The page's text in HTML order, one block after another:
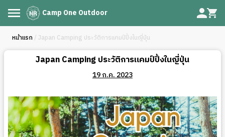
Camp One Outdoor
หน้าแรก / Japan Camping ประวัติการแคมป์ปิ้งในญี่ปุ่น
Japan Camping ประวัติการแคมป์ปิ้งในญี่ปุ่น
19 ก.ค. 2023